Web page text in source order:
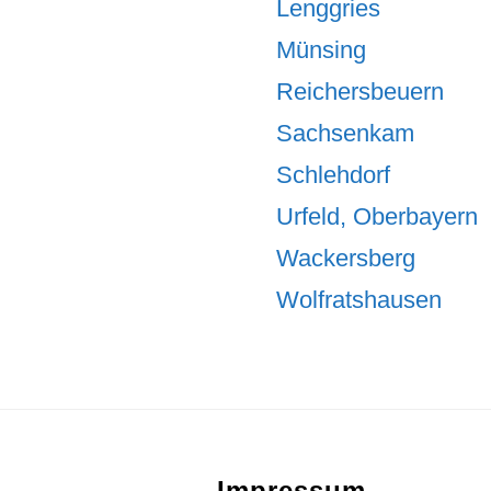
Lenggries
Münsing
Reichersbeuern
Sachsenkam
Schlehdorf
Urfeld, Oberbayern
Wackersberg
Wolfratshausen